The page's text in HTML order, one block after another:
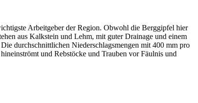
Arbeitgeber der Region. Obwohl die Berggipfel hier
aus Kalkstein und Lehm, mit guter Drainage und einem
durchschnittlichen Niederschlagsmengen mit 400 mm pro
und Rebstöcke und Trauben vor Fäulnis und